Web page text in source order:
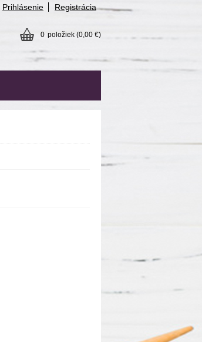
Prihlásenie Registrácia
0 položiek (0,00 €)